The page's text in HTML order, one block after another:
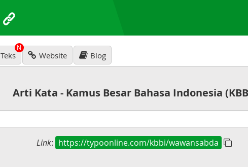
Teks
N
Website Blog
Arti Kata - Kamus Besar Bahasa Indonesia
Link: https://typoonline.com/kbbi/wawansabda